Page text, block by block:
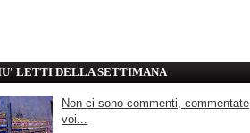
LETTI DELLA SETTIMANA
Non ci sono commenti, commentate
voi...